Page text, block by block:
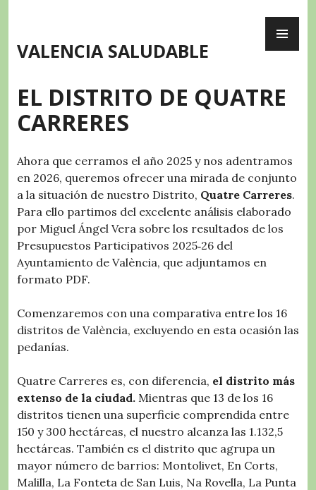
content
VALENCIA SALUDABLE
EL DISTRITO DE QUATRE
CARRERES
Ahora que cerramos el año 2025 y nos adentramos
en 2026, queremos ofrecer una mirada de conjunto
a la situación de nuestro Distrito, Quatre Carreres.
Para ello partimos del excelente análisis elaborado
por Miguel Ángel Vera sobre los resultados de los
Presupuestos Participativos 2025‑26 del
Ayuntamiento de València, que adjuntamos en
formato PDF.
Comenzaremos con una comparativa entre los 16
distritos de València, excluyendo en esta ocasión las
pedanías.
Quatre Carreres es, con diferencia, el distrito más
extenso de la ciudad. Mientras que 13 de los 16
distritos tienen una superficie comprendida entre
150 y 300 hectáreas, el nuestro alcanza las 1.132,5
hectáreas. También es el distrito que agrupa un
mayor número de barrios: Montolivet, En Corts,
Malilla, La Fonteta de San Luis, Na Rovella, La Punta